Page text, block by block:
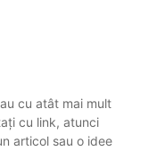
cu atât mai mult
cu link, atunci
articol sau o idee